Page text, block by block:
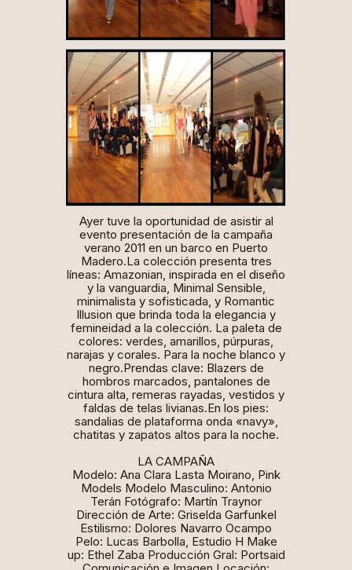
Ayer tuve la oportunidad de asistir al
evento presentación de la campaña
verano 2011 en un barco en Puerto
Madero.La colección presenta tres
líneas: Amazonian, inspirada en el diseño
y la vanguardia, Minimal Sensible,
minimalista y sofisticada, y Romantic
Illusion que brinda toda la elegancia y
femineidad a la colección. La paleta de
colores: verdes, amarillos, púrpuras,
narajas y corales. Para la noche blanco y
negro.Prendas clave: Blazers de
hombros marcados, pantalones de
cintura alta, remeras rayadas, vestidos y
faldas de telas livianas.En los pies:
sandalias de plataforma onda «navy»,
chatitas y zapatos altos para la noche.
LA CAMPAÑA
Modelo: Ana Clara Lasta Moirano, Pink
Models Modelo Masculino: Antonio
Terán Fotógrafo: Martín Traynor
Dirección de Arte: Griselda Garfunkel
Estilismo: Dolores Navarro Ocampo
Pelo: Lucas Barbolla, Estudio H Make
up: Ethel Zaba Producción Gral: Portsaid